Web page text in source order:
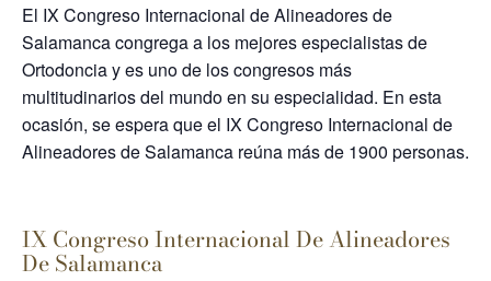
El IX Congreso Internacional de Alineadores de
Salamanca congrega a los mejores especialistas de
Ortodoncia y es uno de los congresos más
multitudinarios del mundo en su especialidad. En esta
ocasión, se espera que el IX Congreso Internacional de
Alineadores de Salamanca reúna más de 1900 personas.
IX Congreso Internacional De Alineadores
De Salamanca